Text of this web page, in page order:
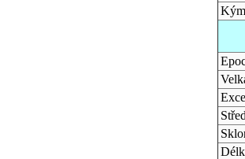
Kým